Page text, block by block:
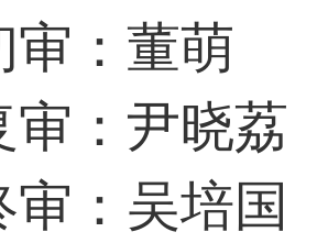
：董萌
：尹晓荔
：吴培国